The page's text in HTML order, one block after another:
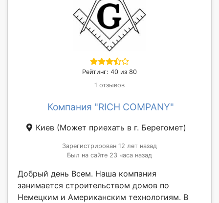
Рейтинг: 40 из 80
1 отзывов
Компания "RICH COMPANY"
Киев (Может приехать в г. Берегомет)
Зарегистрирован 12 лет назад
Был на сайте 23 часа назад
Добрый день Всем. Наша компания
занимается строительством домов по
Немецким и Американским технологиям. В